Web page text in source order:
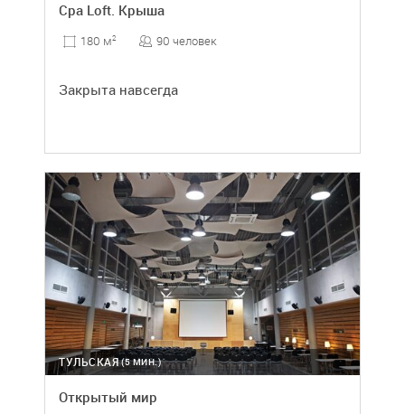
Cpa Loft. Крыша
180 м2 90 человек
Закрыта навсегда
(5 МИН.)
ТУЛЬСКАЯ
Открытый мир